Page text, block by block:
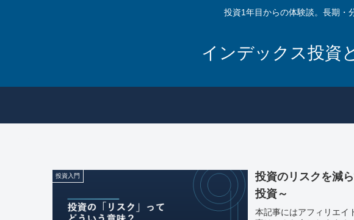
投資1年目からの体験談。長期・
インデックス投資
投資入門
投資のリスクを減
投資～
本記事にはアフィリエイ